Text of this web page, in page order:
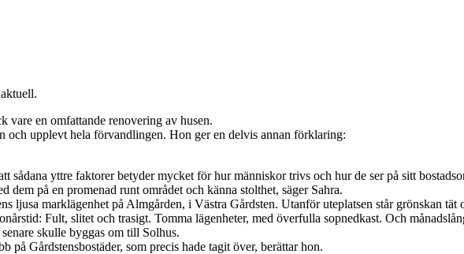
vare en omfattande renovering av husen.
och upplevt hela förvandlingen. Hon ger en delvis annan förklaring:
sådana yttre faktorer betyder mycket för hur människor trivs och hur de ser på sitt
på en promenad runt området och känna stolthet, säger Sahra.
ljusa marklägenhet på Almgården, i Västra Gårdsten. Utanför uteplatsen står grönskan tät
Fult, slitet och trasigt. Tomma lägenheter, med överfulla sopnedkast. Och
skulle byggas om till Solhus.
Gårdstensbostäder, som precis hade tagit över, berättar hon.